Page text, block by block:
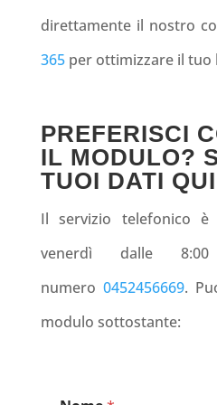
direttamente il nostro
365 per ottimizzare il tuo
PREFERISCI
IL MODULO?
TUOI DATI
Il servizio telefonico
venerdì dalle
numero 0452456669.
modulo sottostante: